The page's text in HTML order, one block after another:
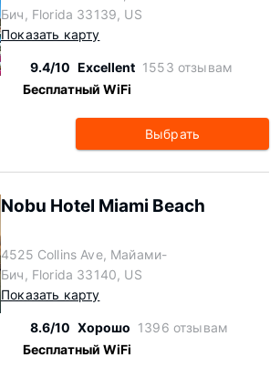
Бич, Florida 33139, US
Показать карту
9.4/10 Excellent 1553 отзывам
Бесплатный WiFi
Выбрать
Nobu Hotel Miami Beach
4525 Collins Ave, Майами-
Бич, Florida 33140, US
Показать карту
8.6/10 Хорошо 1396 отзывам
Бесплатный WiFi